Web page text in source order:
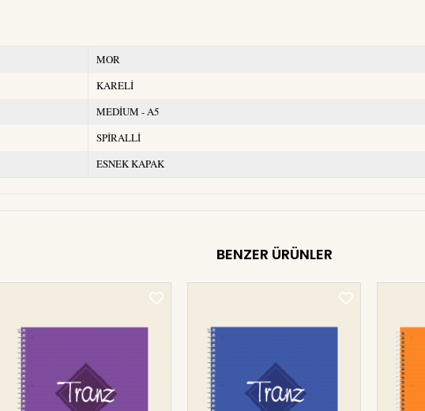
MOR
KARELİ
MEDİUM - A5
SPİRALLİ
ESNEK KAPAK
BENZER ÜRÜNLER